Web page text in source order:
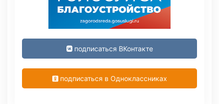
подписаться ВКонтакте
подписаться в Одноклассниках